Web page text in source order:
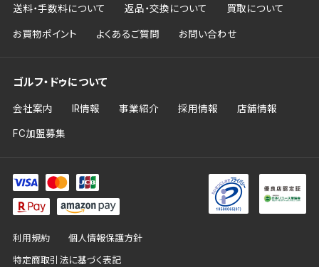
送料・手数料について 返品・交換について 買取について
お買物ポイント よくあるご質問 お問い合わせ
ゴルフ・ドゥについて
会社案内 IR情報 事業紹介 採用情報 店舗情報
FC加盟募集
利用規約 個人情報保護方針
特定商取引法に基づく表記